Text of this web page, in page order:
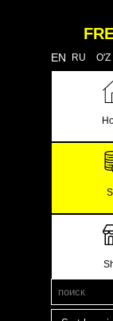
EN RU O'Z